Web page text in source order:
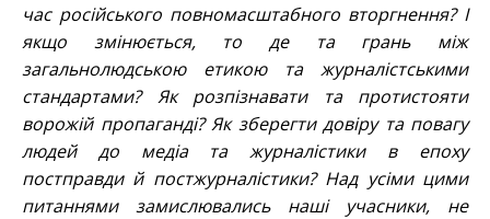
час російського повномасштабного вторгнення? І
якщо змінюється, то де та грань між
загальнолюдською етикою та журналістськими
стандартами? Як розпізнавати та протистояти
ворожій пропаганді? Як зберегти довіру та повагу
людей до медіа та журналістики в епоху
постправди й постжурналістики? Над усіми цими
питаннями замислювались наші учасники, не